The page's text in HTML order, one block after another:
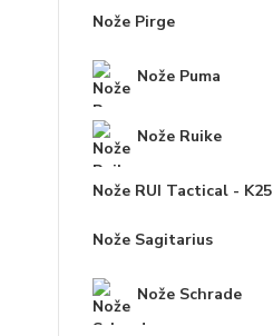
Nože Pirge
Nože Puma
Nože Ruike
Nože RUI Tactical - K25
Nože Sagitarius
Nože Schrade